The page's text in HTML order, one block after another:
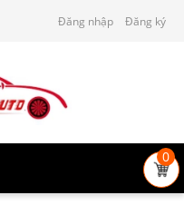
Đăng nhập Đăng ký
0